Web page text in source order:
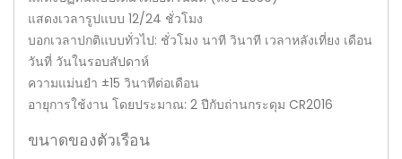
แสดงเวลารูปแบบ 12/24 ชั่วโมง
บอกเวลาปกติแบบทั่วไป: ชั่วโมง นาที วินาที เวลาหลังเที่ยง เดือน
วันที่ วันในรอบสัปดาห์
ความแม่นยำ ±15 วินาทีต่อเดือน
อายุการใช้งาน โดยประมาณ: 2 ปีกับถ่านกระดุม CR2016
ขนาดของตัวเรือน